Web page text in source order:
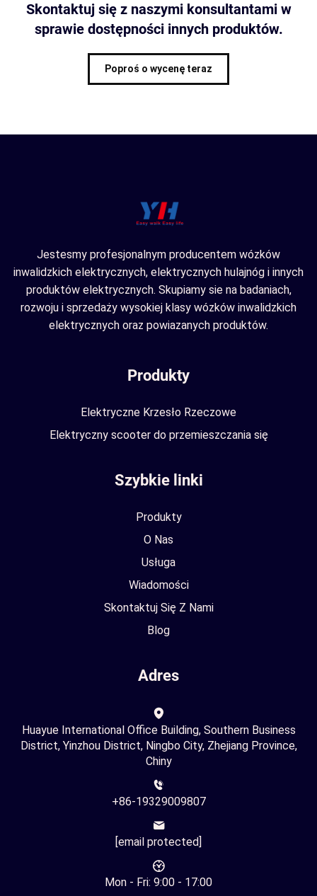
Skontaktuj się z naszymi konsultantami w
sprawie dostępności innych produktów.
Poproś o wycenę teraz
Jestesmy profesjonalnym producentem wózków
inwalidzkich elektrycznych, elektrycznych hulajnóg i innych
produktów elektrycznych. Skupiamy sie na badaniach,
rozwoju i sprzedaży wysokiej klasy wózków inwalidzkich
elektrycznych oraz powiazanych produktów.
Produkty
Elektryczne Krzesło Rzeczowe
Elektryczny scooter do przemieszczania się
Szybkie linki
Produkty
O Nas
Usługa
Wiadomości
Skontaktuj Się Z Nami
Blog
Adres
Huayue International Office Building, Southern Business
District, Yinzhou District, Ningbo City, Zhejiang Province,
Chiny
+86-19329009807
[email protected]
Mon - Fri: 9:00 - 17:00